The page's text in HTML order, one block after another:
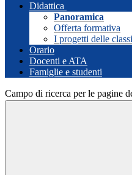
Didattica
Panoramica
Offerta formativa
I progetti delle classi
Orario
Docenti e ATA
Famiglie e studenti
Campo di ricerca per le pagine